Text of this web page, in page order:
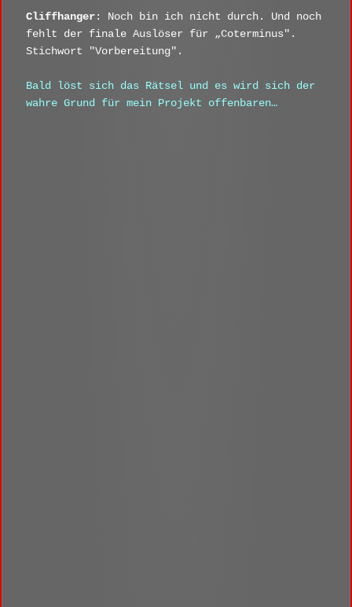
Cliffhanger: Noch bin ich nicht durch. Und noch
fehlt der finale Auslöser für „Coterminus".
Stichwort "Vorbereitung".
Bald löst sich das Rätsel und es wird sich der
wahre Grund für mein Projekt offenbaren…